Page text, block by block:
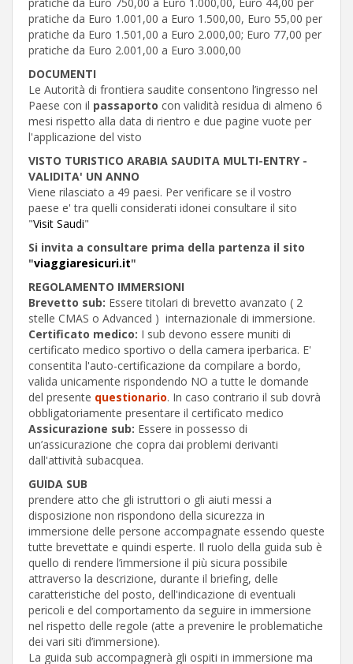
pratiche da Euro 1.001,00 a Euro 1.500,00, Euro 55,00 per
pratiche da Euro 1.501,00 a Euro 2.000,00; Euro 77,00 per
pratiche da Euro 2.001,00 a Euro 3.000,00
DOCUMENTI
Le Autorità di frontiera saudite consentono l’ingresso nel
Paese con il passaporto con validità residua di almeno 6
mesi rispetto alla data di rientro e due pagine vuote per
l'applicazione del visto
VISTO TURISTICO ARABIA SAUDITA MULTI-ENTRY -
VALIDITA' UN ANNO
Viene rilasciato a 49 paesi. Per verificare se il vostro
paese e' tra quelli considerati idonei consultare il sito
"Visit Saudi"
Si invita a consultare prima della partenza il sito
"viaggiaresicuri.it"
REGOLAMENTO IMMERSIONI
Brevetto sub: Essere titolari di brevetto avanzato ( 2
stelle CMAS o Advanced ) internazionale di immersione.
Certificato medico: I sub devono essere muniti di
certificato medico sportivo o della camera iperbarica. E'
consentita l'auto-certificazione da compilare a bordo,
valida unicamente rispondendo NO a tutte le domande
del presente questionario. In caso contrario il sub dovrà
obbligatoriamente presentare il certificato medico
Assicurazione sub: Essere in possesso di
un’assicurazione che copra dai problemi derivanti
dall'attività subacquea.
GUIDA SUB
prendere atto che gli istruttori o gli aiuti messi a
disposizione non rispondono della sicurezza in
immersione delle persone accompagnate essendo queste
tutte brevettate e quindi esperte. Il ruolo della guida sub è
quello di rendere l’immersione il più sicura possibile
attraverso la descrizione, durante il briefing, delle
caratteristiche del posto, dell'indicazione di eventuali
pericoli e del comportamento da seguire in immersione
nel rispetto delle regole (atte a prevenire le problematiche
dei vari siti d’immersione).
La guida sub accompagnerà gli ospiti in immersione ma